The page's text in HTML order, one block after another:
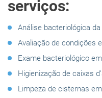
serviços:
Análise bacteriológica
Avaliação de condições
Exame bacteriológico
Higienização de caixas
Limpeza de cisternas